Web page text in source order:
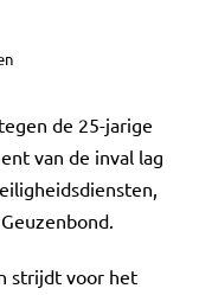
de 25-jarige
van de inval lag
strijdt voor het